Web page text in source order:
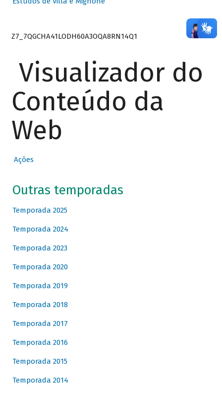
Z7_7QGCHA41LODH60A3OQA8RN14Q1
Visualizador do
Conteúdo da
Web
Ações
Outras temporadas
Temporada 2025
Temporada 2024
Temporada 2023
Temporada 2020
Temporada 2019
Temporada 2018
Temporada 2017
Temporada 2016
Temporada 2015
Temporada 2014